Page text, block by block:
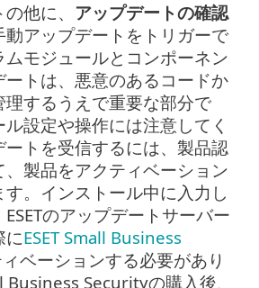
他に、 アップデートの確認
動アップデートをトリガーで
ムモジュールとコンポーネン
ートは、悪意のあるコードか
理するうえで重要な部分で
設定や操作には注意してく
トを受信するには、製品認
製品をアクティベーション
。インストール中に入力し
のアップデートサーバー
にESET Small Business
ベーションする必要があり
Business Securityの購入後、